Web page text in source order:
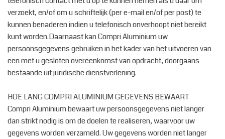
verzoekt, en/of om u schriftelijk (per e-mail en/of per post) te
kunnen benaderen indien u telefonisch onverhoopt niet bereikt
kunt worden.Daarnaast kan Compri Aluminium uw
persoonsgegevens gebruiken in het kader van het uitvoeren van
een met u gesloten overeenkomst van opdracht, doorgaans
bestaande uit juridische dienstverlening.
HOE LANG COMPRI ALUMINIUM GEGEVENS BEWAART
Compri Aluminium bewaart uw persoonsgegevens niet langer
dan strikt nodig is om de doelen te realiseren, waarvoor uw
gegevens worden verzameld. Uw gegevens worden niet langer